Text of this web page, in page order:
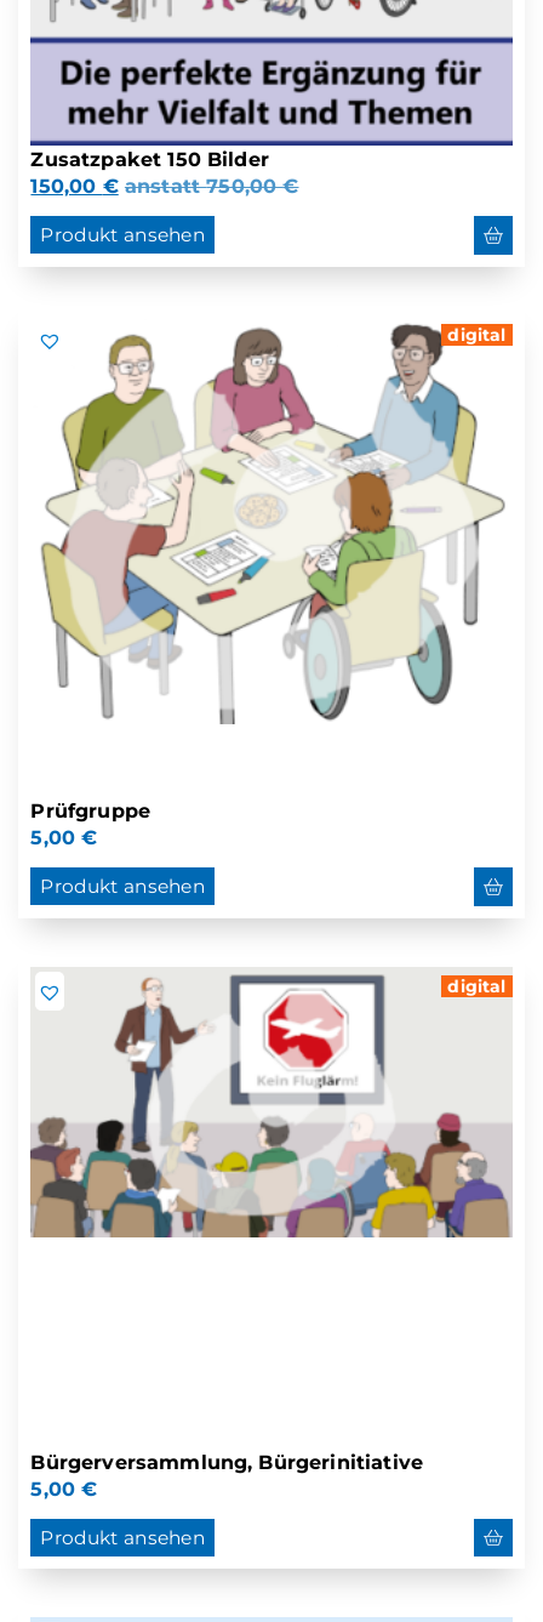
Zusatzpaket 150 Bilder
150,00 € anstatt750,00€
Produkt ansehen
digital
Prüfgruppe
5,00€
Produkt ansehen
digital
Bürgerversammlung, Bürgerinitiative
5,00€
Produkt ansehen